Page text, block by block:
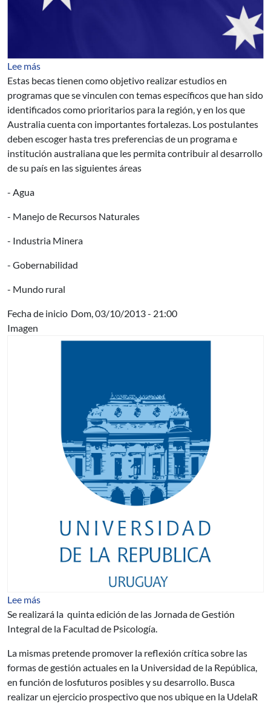
Lee más
Estas becas tienen como objetivo realizar estudios en
programas que se vinculen con temas específicos que han sido
identificados como prioritarios para la región, y en los que
Australia cuenta con importantes fortalezas. Los postulantes
deben escoger hasta tres preferencias de un programa e
institución australiana que les permita contribuir al desarrollo
de su país en las siguientes áreas
- Agua
- Manejo de Recursos Naturales
- Industria Minera
- Gobernabilidad
- Mundo rural
Fecha de inicio Dom, 03/10/2013 - 21:00
Imagen
Lee más
Se realizará la quinta edición de las Jornada de Gestión
Integral de la Facultad de Psicología.
La mismas pretende promover la reflexión crítica sobre las
formas de gestión actuales en la Universidad de la República,
en función de losfuturos posibles y su desarrollo. Busca
realizar un ejercicio prospectivo que nos ubique en la UdelaR